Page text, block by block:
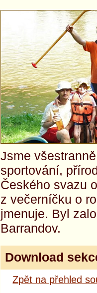
Jsme
sportování,
Českého svazu
z večerníčku o
jmenuje. Byl
Barrandov.
Download
Zpět na přehled